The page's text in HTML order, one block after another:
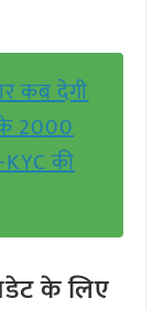
कब देगी
के 2000
की
के लिए